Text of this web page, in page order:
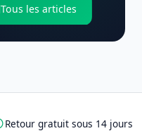
Tous les articles
Retour gratuit sous 14 jours